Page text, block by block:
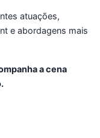
atuações,
e abordagens mais
a cena